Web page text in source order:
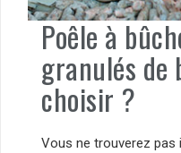
Poêle à
granulés de
choisir ?
Vous ne trouverez pas